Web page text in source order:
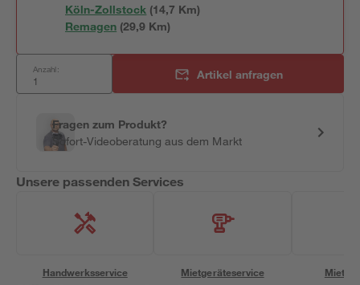
Köln-Zollstock (14,7 Km)
Remagen (29,9 Km)
Anzahl: Artikel anfragen
Fragen zum Produkt?
Sofort-Videoberatung aus dem Markt
Unsere passenden Services
Handwerksservice Mietgeräteservice